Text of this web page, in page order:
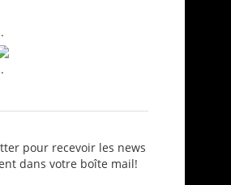
.
.
pour recevoir les news
dans votre boîte mail!